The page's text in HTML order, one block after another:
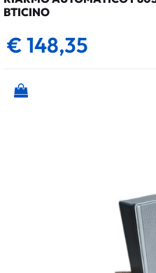
BTICINO
€ 148,35
Quantità